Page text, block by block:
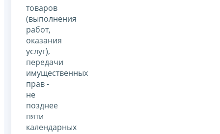
товаров
(выполнения
работ,
оказания
услуг),
передачи
имущественных
прав -
не
позднее
пяти
календарных